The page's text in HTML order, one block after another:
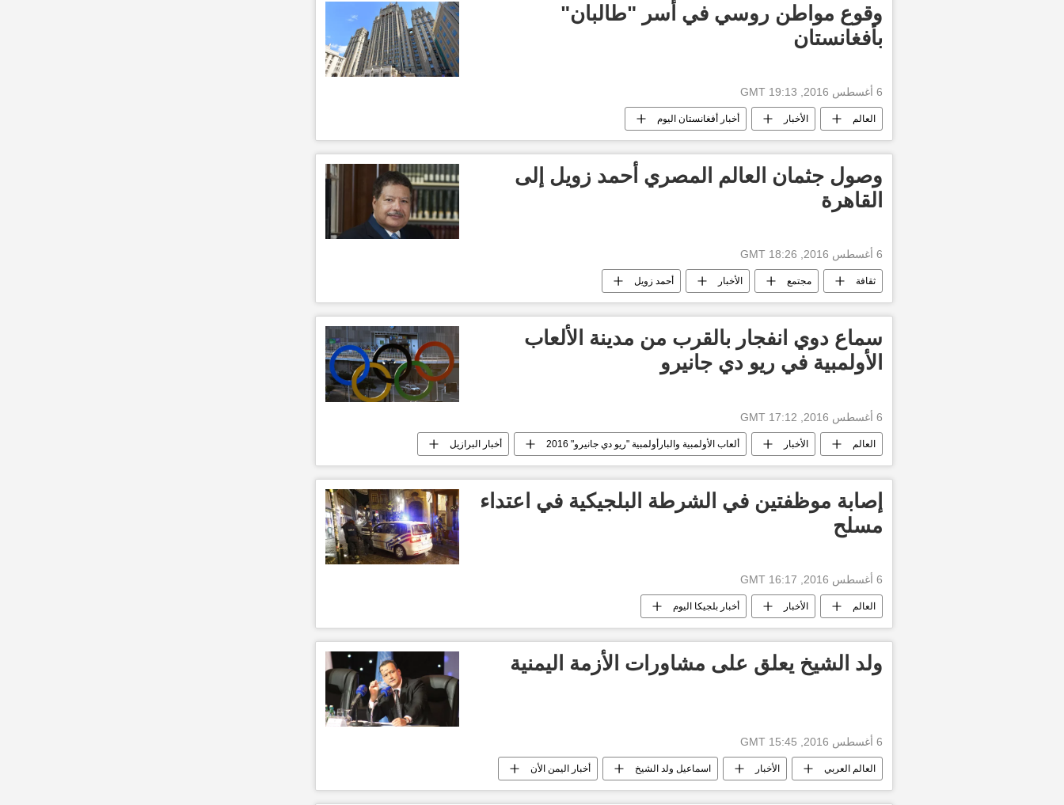
وقوع مواطن روسي في أسر "طالبان"
بأفغانستان
6 أغسطس 2016, 19:13 GMT
العالم الأخبار أخبار أفغانستان اليوم
وصول جثمان العالم المصري أحمد زويل إلى
القاهرة
6 أغسطس 2016, 18:26 GMT
ثقافة مجتمع الأخبار أحمد زويل
سماع دوي انفجار بالقرب من مدينة الألعاب
الأولمبية في ريو دي جانيرو
6 أغسطس 2016, 17:12 GMT
العالم الأخبار ألعاب الأولمبية والبارأولمبية "ريو دي جانيرو" 2016 أخبار البرازيل
إصابة موظفتين في الشرطة البلجيكية في اعتداء
مسلح
6 أغسطس 2016, 16:17 GMT
العالم الأخبار أخبار بلجيكا اليوم
ولد الشيخ يعلق على مشاورات الأزمة اليمنية
6 أغسطس 2016, 15:45 GMT
العالم العربي الأخبار اسماعيل ولد الشيخ أخبار اليمن الأن